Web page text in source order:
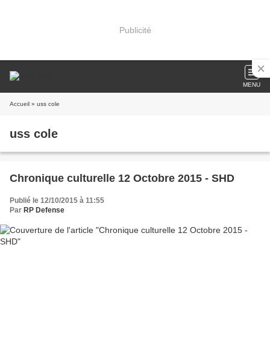
Publicité
MENU
Accueil » uss cole
uss cole
Chronique culturelle 12 Octobre 2015 - SHD
Publié le 12/10/2015 à 11:55
Par RP Defense